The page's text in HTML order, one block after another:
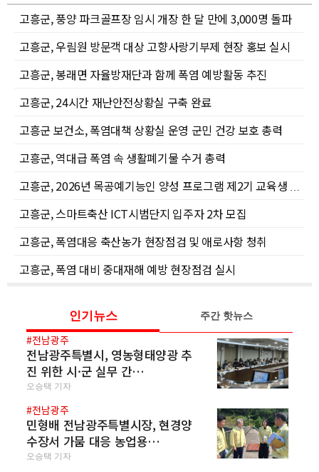
고흥군, 풍양 파크골프장 임시 개장 한 달 만에 3,000명 돌파
고흥군, 우림원 방문객 대상 고향사랑기부제 현장 홍보 실시
고흥군, 봉래면 자율방재단과 함께 폭염 예방활동 추진
고흥군, 24시간 재난안전상황실 구축 완료
고흥군 보건소, 폭염대책 상황실 운영 군민 건강 보호 총력
고흥군, 역대급 폭염 속 생활폐기물 수거 총력
고흥군, 2026년 목공예기능인 양성 프로그램 제2기 교육생 모집
고흥군, 스마트축산 ICT시범단지 입주자 2차 모집
고흥군, 폭염대응 축산농가 현장점검 및 애로사항 청취
고흥군, 폭염 대비 중대재해 예방 현장점검 실시
인기뉴스
#전남광주
전남광주특별시, 영농형태양광 추
진 위한 시·군 실무 간…
오승택 기자
#전남광주
민형배 전남광주특별시장, 현경양
수장서 가뭄 대응 농업용…
오승택 기자
주간 핫뉴스